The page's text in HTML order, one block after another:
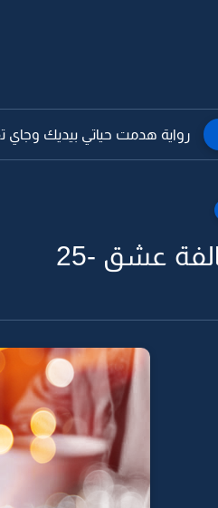
رواية هدمت حياتي بيديك وجاي
عشق -25